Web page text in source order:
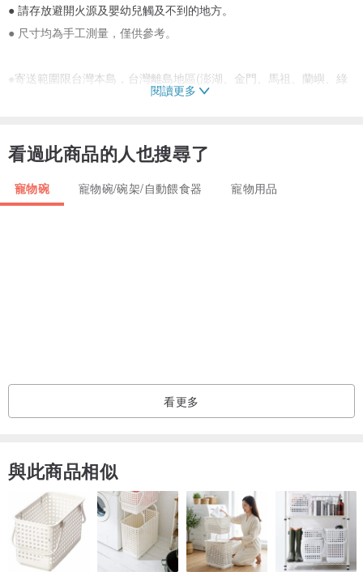
● 請存放避開火源及嬰幼兒觸及不到的地方。
● 尺寸均為手工測量，僅供參考。
※寄送範圍限台灣本島，台灣離島地區(澎湖、金門、馬祖、蘭嶼、綠
島、小琉球等)及其他國家暫不提供配送服務🙇；物流配送時間依區域
閱讀更多
看過此商品的人也搜尋了
寵物碗 寵物碗/碗架/自動餵食器 寵物用品
看更多
與此商品相似